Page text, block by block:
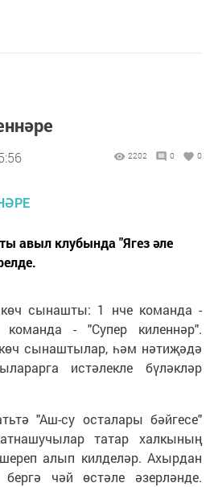
2202 0 0
авыл клубында "Ягез әле
сынашты: 1 нче команда -
команда - "Супер киленнәр".
сынаштылар, һәм нәтиҗәдә
истәлекле бүләкләр
"Аш-су осталары бәйгесе"
татар халкының
алып килделәр. Ахырдан
чәй өстәле әзерләнде.